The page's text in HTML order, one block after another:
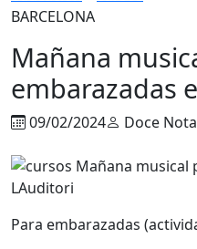
BARCELONA
Mañana
embarazadas
09/02/2024 Doce
Para embarazadas